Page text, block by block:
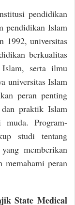
pendidikan
pendidikan Islam
1992, universitas
berkualitas
serta ilmu
universitas Islam
peran penting
dan praktik Islam
muda. Program-
studi tentang
memberikan
memahami peran
State Medical